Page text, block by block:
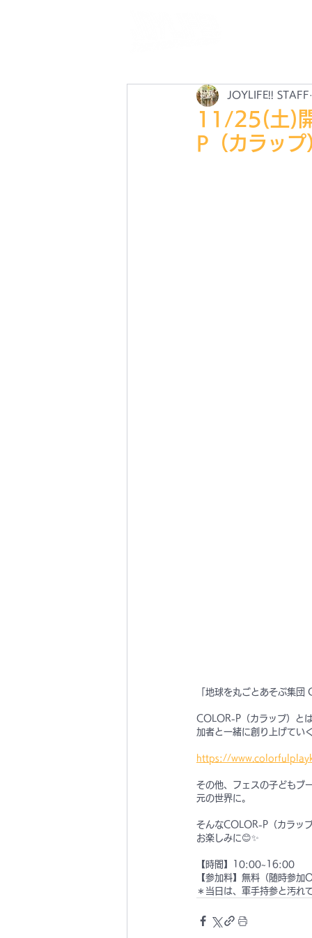
11/25(土)
P（カラッ
JOYLIFE!! STAFF
「地球を丸ごとあそぶ集
COLOR-P（カラップ）と
加者と一緒に創り上げてい
https://
その他、フェスの子どもブ
元の世界に。
そんなCOLOR-P（カラッ
お楽しみに😊✨
【時間】10:00~16:00
【参加料】無料（随時参加
＊当日は、軍手持参と汚れ